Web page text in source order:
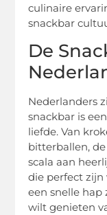
culinaire
snackbar
De
Nederlanders
snackbar is
liefde. Van
bitterballen,
scala aan
die perfect zijn
een snelle
wilt genieten